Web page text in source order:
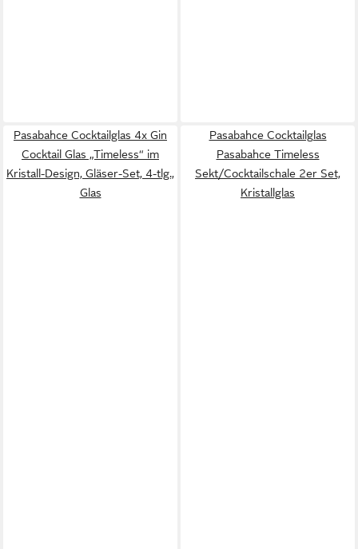
Pasabahce Cocktailglas 4x Gin
Cocktail Glas „Timeless“ im
Kristall-Design, Gläser-Set, 4-tlg.,
Glas
Pasabahce Cocktailglas
Pasabahce Timeless
Sekt/Cocktailschale 2er Set,
Kristallglas